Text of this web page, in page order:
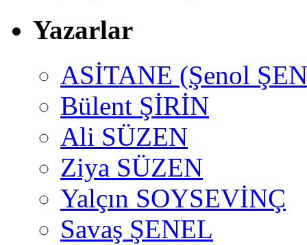
Yazarlar
ASİTANE (Şenol
Bülent ŞİRİN
Ali SÜZEN
Ziya SÜZEN
Yalçın SOYSEVİNÇ
Savaş ŞENEL